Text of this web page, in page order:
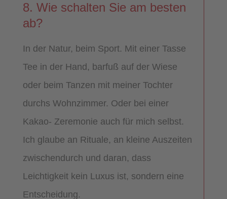
8. Wie schalten Sie am besten
ab?
In der Natur, beim Sport. Mit einer Tasse
Tee in der Hand, barfuß auf der Wiese
oder beim Tanzen mit meiner Tochter
durchs Wohnzimmer. Oder bei einer
Kakao- Zeremonie auch für mich selbst.
Ich glaube an Rituale, an kleine Auszeiten
zwischendurch und daran, dass
Leichtigkeit kein Luxus ist, sondern eine
Entscheidung.